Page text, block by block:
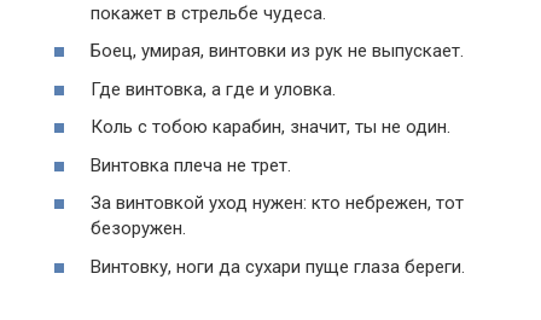
покажет в стрельбе чудеса.
Боец, умирая, винтовки из рук не выпускает.
Где винтовка, а где и уловка.
Коль с тобою карабин, значит, ты не один.
Винтовка плеча не трет.
За винтовкой уход нужен: кто небрежен, тот
безоружен.
Винтовку, ноги да сухари пуще глаза береги.